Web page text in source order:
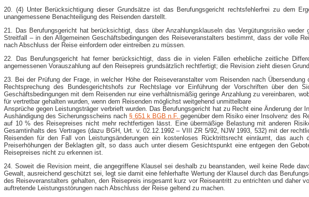
20. (4) Unter Berücksichtigung dieser Grundsätze ist das Berufungsgericht rechtsfehlerfrei zu dem
unangemessene Benachteiligung des Reisenden darstellt.
21. Das Berufungsgericht hat berücksichtigt, dass über Anzahlungsklauseln das Vergütungsrisiko
Streitfall – in den Allgemeinen Geschäftsbedingungen des Reiseveranstalters bestimmt, dass der volle
nach Abschluss der Reise einfordern oder eintreiben zu müssen.
22. Das Berufungsgericht hat ferner berücksichtigt, dass die in vielen Fällen erhebliche zeitliche
angemessenen Vorauszahlung auf den Reisepreis grundsätzlich rechtfertigt; die Revision zieht diesen
23. Bei der Prüfung der Frage, in welcher Höhe der Reiseveranstalter vom Reisenden nach
Rechtsprechung des Bundesgerichtshofs zur Rechtslage vor Einführung der Vorschriften über den
Geschäftsbedingungen mit dem Reisenden nur eine verhältnismäßig geringe Anzahlung zu vereinbaren,
für vertretbar gehalten wurden, wenn dem Reisenden möglichst weitgehend unmittelbare
Ansprüche gegen Leistungsträger verbrieft wurden. Das Berufungsgericht hat zu Recht eine Änderung
Aushändigung des Sicherungsscheins nach § 651 k BGB n.F.gegenüber dem Risiko einer Insolvenz des
auf 10 % des Reisepreises nicht mehr rechtfertigen lässt. Eine übermäßige Belastung mit anderen
Gesamtinhalts des Vertrages (dazu BGH, Urt. v. 02.12.1992 – VIII ZR 5/92, NJW 1993, 532) mit der
Reisenden für den Fall von Leistungsänderungen ein kostenloses Rücktrittsrecht einräumt, das
Preiserhöhungen der Beklagten gilt, so dass auch unter diesem Gesichtspunkt eine entgegen den
Reisepreises nicht zu erkennen ist.
24. Soweit die Revision meint, die angegriffene Klausel sei deshalb zu beanstanden, weil keine Rede
Gewalt, ausreichend geschützt sei, legt sie damit eine fehlerhafte Wertung der Klausel durch das
des Reiseveranstalters gehalten, den Reisepreis insgesamt kurz vor Reiseantritt zu entrichten und
auftretende Leistungsstörungen nach Abschluss der Reise geltend zu machen.